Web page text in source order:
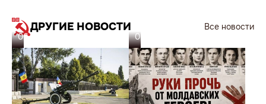
ДРУГИЕ НОВОСТИ
Все новости
06.08.26
05.08.26